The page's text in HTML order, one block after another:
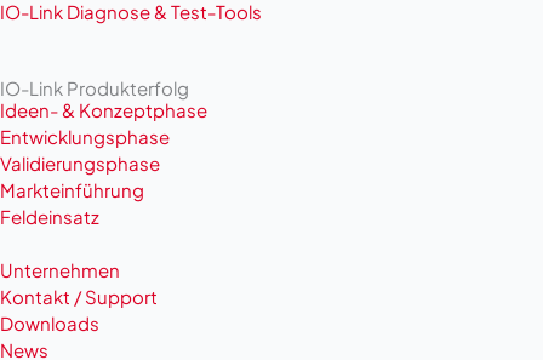
IO-Link Diagnose & Test-Tools
IO-Link Produkterfolg
Ideen- & Konzeptphase
Entwicklungsphase
Validierungsphase
Markteinführung
Feldeinsatz
Unternehmen
Kontakt / Support
Downloads
News